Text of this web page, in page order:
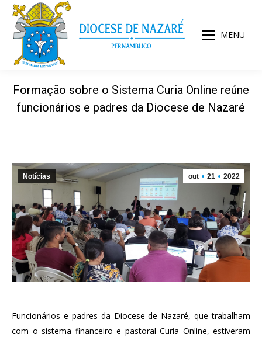
MENU
Formação sobre o Sistema Curia Online reúne
funcionários e padres da Diocese de Nazaré
out 21 2022
Notícias
Funcionários e padres da Diocese de Nazaré, que trabalham
com o sistema financeiro e pastoral Curia Online, estiveram